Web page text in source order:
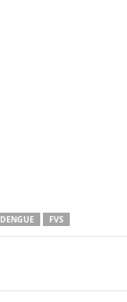
DENGUE FVS